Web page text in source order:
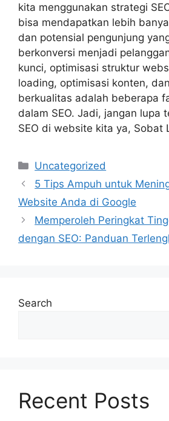
kita menggunakan strategi
bisa mendapatkan lebih
dan potensial pengunjung
berkonversi menjadi
kunci, optimisasi struktur
loading, optimisasi konten,
berkualitas adalah beberapa
dalam SEO. Jadi, jangan lupa
SEO di website kita ya, Sobat
Categories
Uncategorized
5 Tips Ampuh untuk
Website Anda di Google
Memperoleh Peringkat
dengan SEO: Panduan
Search
Recent Posts